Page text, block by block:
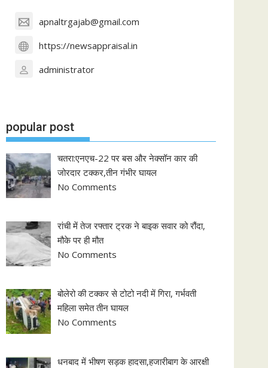
apnaltrgajab@gmail.com
https://newsappraisal.in
administrator
popular post
चतरा:एनएच-22 पर बस और नेक्सॉन कार की
जोरदार टक्कर,तीन गंभीर घायल
No Comments
रांची में तेज रफ्तार ट्रक ने बाइक सवार को रौंदा,
मौके पर ही मौत
No Comments
बोलेरो की टक्कर से टोटो नदी में गिरा, गर्भवती
महिला समेत तीन घायल
No Comments
धनबाद में भीषण सड़क हादसा,हजारीबाग के आरक्षी